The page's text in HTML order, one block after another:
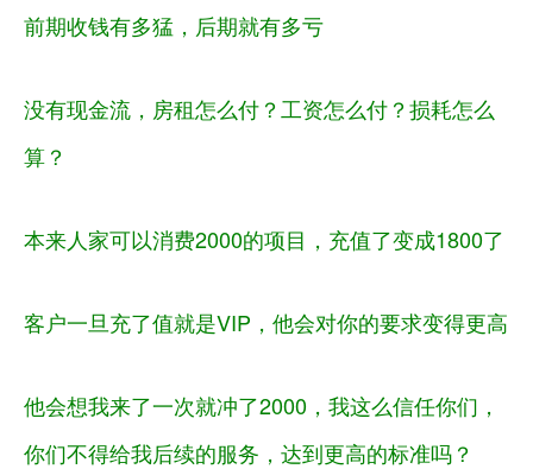
前期收钱有多猛，后期就有多亏
没有现金流，房租怎么付？工资怎么付？损耗怎么
算？
本来人家可以消费2000的项目，充值了变成1800了
客户一旦充了值就是VIP ，他会对你的要求变得更高
他会想我来了一次就冲了2000 ，我这么信任你们，
你们不得给我后续的服务，达到更高的标准吗？